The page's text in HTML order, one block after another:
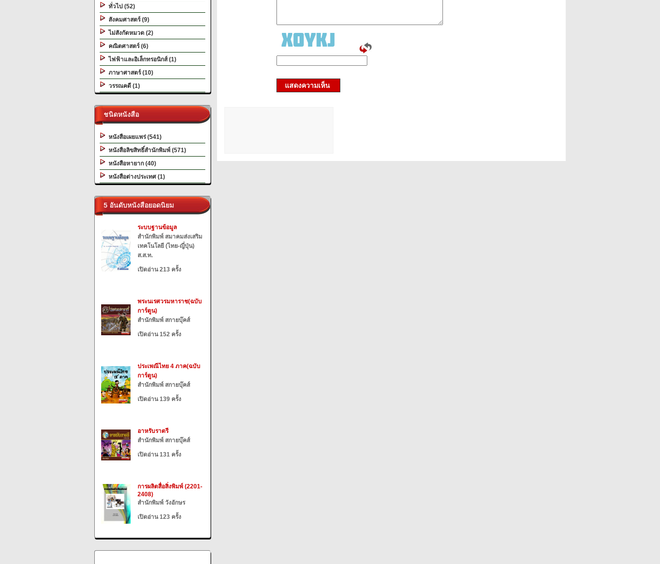
ทั่วไป (52)
สังคมศาสตร์ (9)
ไม่สังกัดหมวด (2)
คณิตศาสตร์ (6)
ไฟฟ้าและอิเล็กทรอนิกส์ (1)
ภาษาศาสตร์ (10)
วรรณคดี (1)
ชนิดหนังสือ
หนังสือเผยแพร่ (541)
หนังสือลิขสิทธิ์สำนักพิมพ์ (571)
หนังสือหายาก (40)
หนังสือต่างประเทศ (1)
5 อันดับหนังสือยอดนิยม
ระบบฐานข้อมูล
สำนักพิมพ์ สมาคมส่งเสริม
เทคโนโลยี (ไทย-ญี่ปุ่น)
ส.ส.ท.
เปิดอ่าน 213 ครั้ง
พระนเรศวรมหาราช(ฉบับ
การ์ตูน)
สำนักพิมพ์ สกายบุ๊คส์
เปิดอ่าน 152 ครั้ง
ประเพณีไทย 4 ภาค(ฉบับ
การ์ตูน)
สำนักพิมพ์ สกายบุ๊คส์
เปิดอ่าน 139 ครั้ง
อาหรับราตรี
สำนักพิมพ์ สกายบุ๊คส์
เปิดอ่าน 131 ครั้ง
การผลิตสื่อสิ่งพิมพ์ (2201-
2408)
สำนักพิมพ์ วังอักษร
เปิดอ่าน 123 ครั้ง
แสดงความเห็น